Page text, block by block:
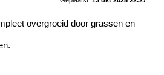
overgroeid door grassen en